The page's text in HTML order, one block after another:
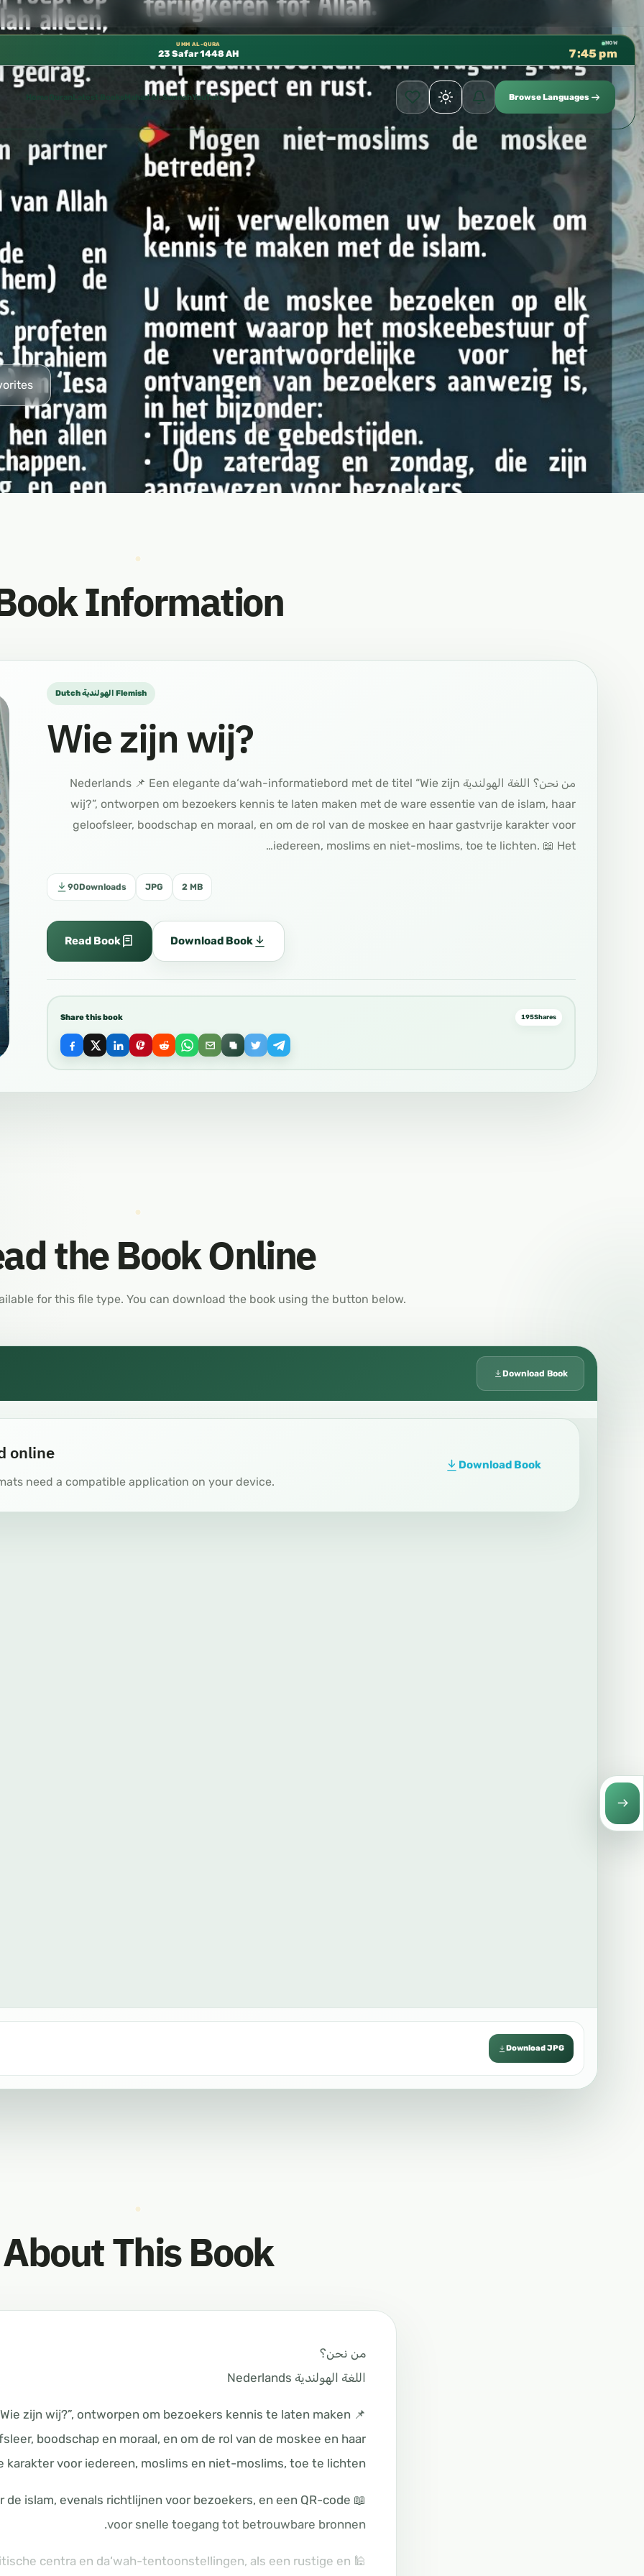
كتب الشيخ هيثم سرحان حفظه الله متوفرة مجانًا في المسجد النبوي، 📍 باب ٣٧ (باب مكة) – الطابق الثالث 📍 إدارة الشؤون العلمية بالحسبة 📚 متوفرة بجميع اللغات
UMM AL-QURA
23 Safar 1448 AH
NOW
7:45 pm
Quran Latest Books Mahad Al-SunnahYouTube Browse Languages
Information
Dutch الهولندية Flemish
Wie zijn wij?
من نحن؟ اللغة الهولندية Nederlands 📌 Een elegante da‘wah-informatiebord met de titel “Wie zijn
wij?”, ontworpen om bezoekers kennis te laten maken met de ware essentie van de islam, haar
geloofsleer, boodschap en moraal, en om de rol van de moskee en haar gastvrije karakter voor
iedereen, moslims en niet-moslims, toe te lichten. 📖 Het…
90Downloads JPG 2 MB
Read Book Download Book
Share this book 195Shares
the Book Online
for this file type. You can download the book using the button below.
Download Book
online
need a compatible application on your device.
Download Book
Download JPG
About This Book
من نحن؟
اللغة الهولندية Nederlands
zijn wij?”, ontworpen om bezoekers kennis te laten maken
boodschap en moraal, en om de rol van de moskee en haar
karakter voor iedereen, moslims en niet-moslims, toe te lichten.
de islam, evenals richtlijnen voor bezoekers, en een QR-code
voor snelle toegang tot betrouwbare bronnen.
centra en da‘wah-tentoonstellingen, als een rustige en